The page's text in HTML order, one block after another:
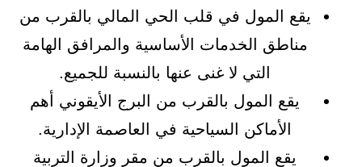
يقع المول في قلب الحي المالي بالقرب من
مناطق الخدمات الأساسية والمرافق الهامة
التي لا غنى عنها بالنسبة للجميع.
يقع المول بالقرب من البرج الأيقوني أهم
الأماكن السياحية في العاصمة الإدارية.
يقع المول بالقرب من مقر وزارة التربية